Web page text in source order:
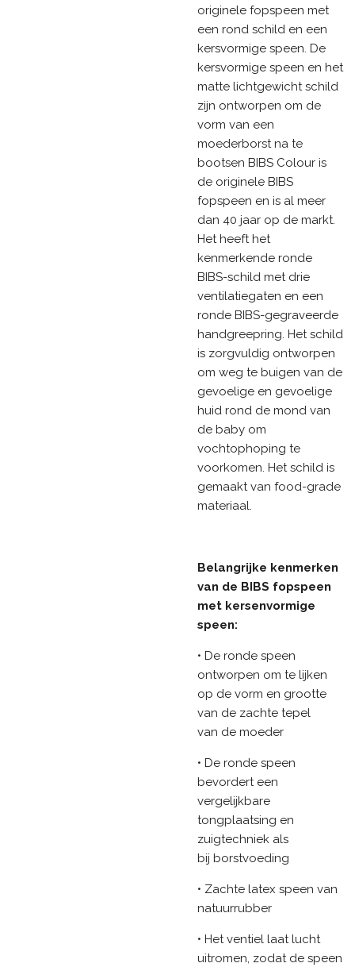
originele fopspeen met
een rond schild en een
kersvormige speen. De
kersvormige speen en het
matte lichtgewicht schild
zijn ontworpen om de
vorm van een
moederborst na te
bootsen BIBS Colour is
de originele BIBS
fopspeen en is al meer
dan 40 jaar op de markt.
Het heeft het
kenmerkende ronde
BIBS-schild met drie
ventilatiegaten en een
ronde BIBS-gegraveerde
handgreepring. Het schild
is zorgvuldig ontworpen
om weg te buigen van de
gevoelige en gevoelige
huid rond de mond van
de baby om
vochtophoping te
voorkomen. Het schild is
gemaakt van food-grade
materiaal.
Belangrijke kenmerken
van de BIBS fopspeen
met kersenvormige
speen:
• De ronde speen
ontworpen om te lijken
op de vorm en grootte
van de zachte tepel
van de moeder
• De ronde speen
bevordert een
vergelijkbare
tongplaatsing en
zuigtechniek als
bij borstvoeding
• Zachte latex speen van
natuurrubber
• Het ventiel laat lucht
uitromen, zodat de speen